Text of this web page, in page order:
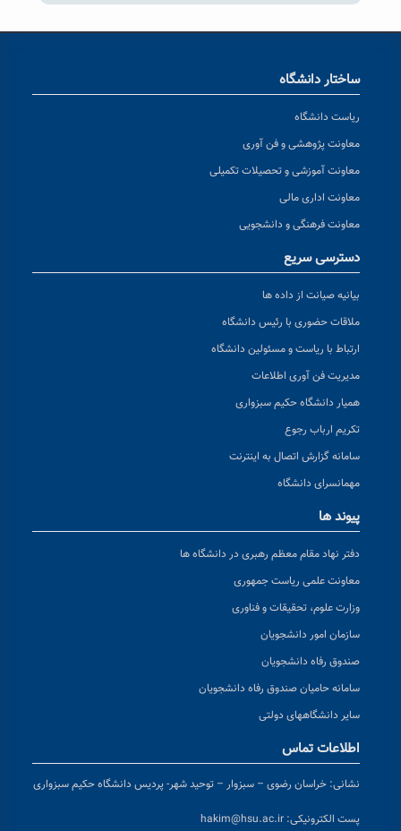
ساختار دانشگاه
ریاست دانشگاه
معاونت پژوهشی و فن آوری
معاونت آموزشی و تحصیلات تکمیلی
معاونت اداری مالی
معاونت فرهنگی و دانشجویی
دسترسی سریع
بیانیه صیانت از داده ها
ملاقات حضوری با رئیس دانشگاه
ارتباط با ریاست و مسئولین دانشگاه
مدیریت فن آوری اطلاعات
همیار دانشگاه حکیم سبزواری
تکریم ارباب رجوع
سامانه گزارش اتصال به اینترنت
مهمانسرای دانشگاه
پیوند ها
دفتر نهاد مقام معظم رهبری در دانشگاه ها
معاونت علمی ریاست جمهوری
وزارت علوم، تحقیقات و فناوری
سازمان امور دانشجویان
صندوق رفاه دانشجویان
سامانه حامیان صندوق رفاه دانشجویان
سایر دانشگاههای دولتی
اطلاعات تماس
نشانی: خراسان رضوی – سبزوار – توحید شهر- پردیس دانشگاه حکیم سبزواری
پست الکترونیکی: hakim@hsu.ac.ir